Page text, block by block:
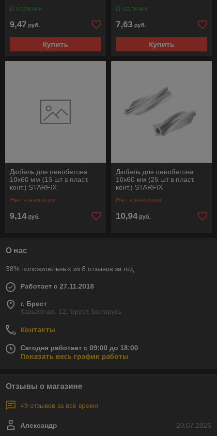
В наличии
9,47 руб.
Купить
В наличии
7,63 руб.
Купить
Дюбель для пенобетона
10х60 мм (15 шт в пласт.
конт.) STARFIX
Нет в наличии
9,14 руб.
Дюбель для пенобетона
10х60 мм (25 шт в пласт.
конт.) STARFIX
Нет в наличии
10,94 руб.
О нас
38% положительных из 8 отзывов за год
Работает с 27.11.2018
г. Брест
Карьерная, 12, Брест, Беларусь
Контакты
Сегодня работает с 09:00 до 18:00
Показать весь график работы
Отзывы о магазине
49 отзывов за всё время
20.07.2026
Александр